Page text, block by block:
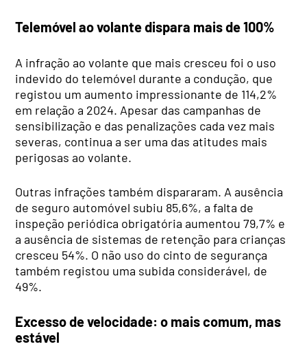
Telemóvel ao volante dispara mais de 100%
A infração ao volante que mais cresceu foi o uso
indevido do telemóvel durante a condução, que
registou um aumento impressionante de 114,2%
em relação a 2024. Apesar das campanhas de
sensibilização e das penalizações cada vez mais
severas, continua a ser uma das atitudes mais
perigosas ao volante.
Outras infrações também dispararam. A ausência
de seguro automóvel subiu 85,6%, a falta de
inspeção periódica obrigatória aumentou 79,7% e
a ausência de sistemas de retenção para crianças
cresceu 54%. O não uso do cinto de segurança
também registou uma subida considerável, de
49%.
Excesso de velocidade: o mais comum, mas
estável